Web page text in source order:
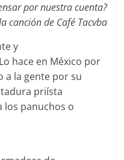
por nuestra cuenta?
canción de Café Tacvba
y
hace en México por
a la gente por su
priísta
los panuchos o